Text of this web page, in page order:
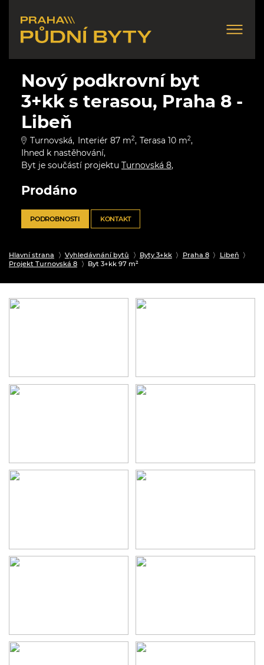
Hlavní strana Vyhledávnání bytů Byty 3+kk Praha 8
Libeň
Projekt Turnovská 8
Byt 3+kk 97 m²
Nový podkrovní byt
3+kk s terasou, Praha 8 -
Libeň
Turnovská Interiér 87 m2 Terasa 10 m2
Ihned k nastěhování
Byt je součástí projektu Turnovská 8
Prodáno
PODROBNOSTI KONTAKT